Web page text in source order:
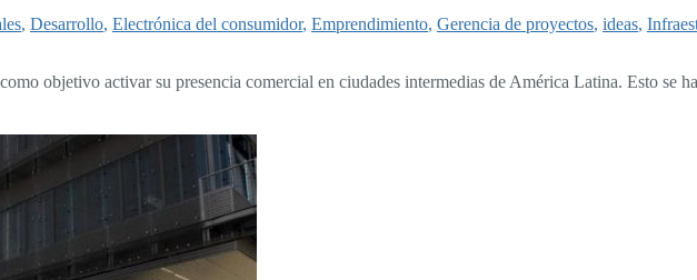
, Desarrollo, Electrónica del consumidor, Emprendimiento, Gerencia de proyectos, ideas,
objetivo activar su presencia comercial en ciudades intermedias de América Latina. Esto se